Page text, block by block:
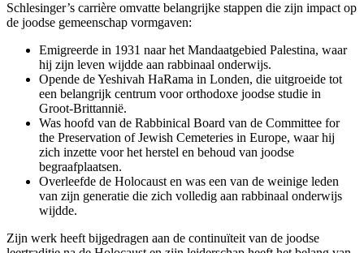
Schlesinger’s carrière omvatte belangrijke stappen die zijn impact op
de joodse gemeenschap vormgaven:
Emigreerde in 1931 naar het Mandaatgebied Palestina, waar
hij zijn leven wijdde aan rabbinaal onderwijs.
Opende de Yeshivah HaRama in Londen, die uitgroeide tot
een belangrijk centrum voor orthodoxe joodse studie in
Groot-Brittannië.
Was hoofd van de Rabbinical Board van de Committee for
the Preservation of Jewish Cemeteries in Europe, waar hij
zich inzette voor het herstel en behoud van joodse
begraafplaatsen.
Overleefde de Holocaust en was een van de weinige leden
van zijn generatie die zich volledig aan rabbinaal onderwijs
wijdde.
Zijn werk heeft bijgedragen aan de continuïteit van de joodse